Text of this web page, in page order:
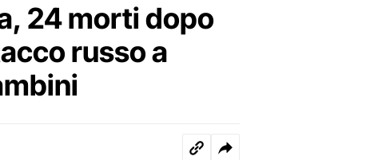
24 morti dopo
russo a